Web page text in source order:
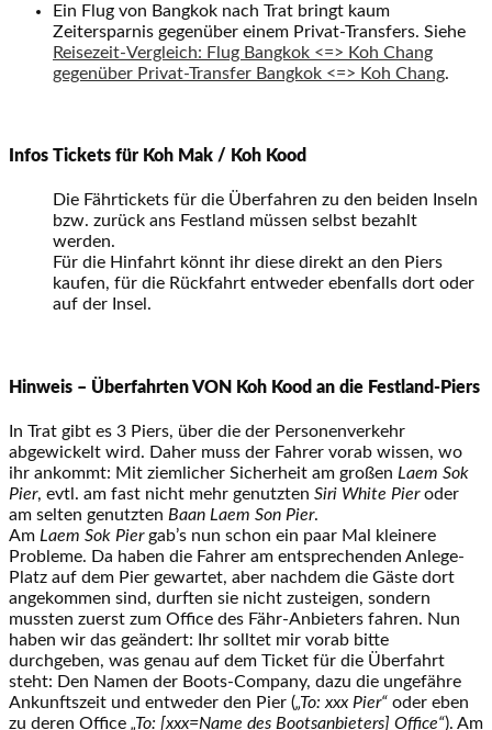
Ein Flug von Bangkok nach Trat bringt kaum
Zeitersparnis gegenüber einem Privat-Transfers. Siehe
Reisezeit-Vergleich: Flug Bangkok <=> Koh Chang
gegenüber Privat-Transfer Bangkok <=> Koh Chang.
Infos Tickets für Koh Mak / Koh Kood
Die Fährtickets für die Überfahren zu den beiden Inseln
bzw. zurück ans Festland müssen selbst bezahlt
werden.
Für die Hinfahrt könnt ihr diese direkt an den Piers
kaufen, für die Rückfahrt entweder ebenfalls dort oder
auf der Insel.
Hinweis – Überfahrten VON Koh Kood an die Festland-Piers
In Trat gibt es 3 Piers, über die der Personenverkehr
abgewickelt wird. Daher muss der Fahrer vorab wissen, wo
ihr ankommt: Mit ziemlicher Sicherheit am großen Laem Sok
Pier, evtl. am fast nicht mehr genutzten Siri White Pieroder
am selten genutzten Baan Laem Son Pier.
Am Laem Sok Piergab’s nun schon ein paar Mal kleinere
Probleme. Da haben die Fahrer am entsprechenden Anlege-
Platz auf dem Pier gewartet, aber nachdem die Gäste dort
angekommen sind, durften sie nicht zusteigen, sondern
mussten zuerst zum Office des Fähr-Anbieters fahren. Nun
haben wir das geändert: Ihr solltet mir vorab bitte
durchgeben, was genau auf dem Ticket für die Überfahrt
steht: Den Namen der Boots-Company, dazu die ungefähre
Ankunftszeit und entweder den Pier („To: xxx Pier“ oder eben
zu deren Office „To: [xxx=Name des Bootsanbieters] Office“). Am